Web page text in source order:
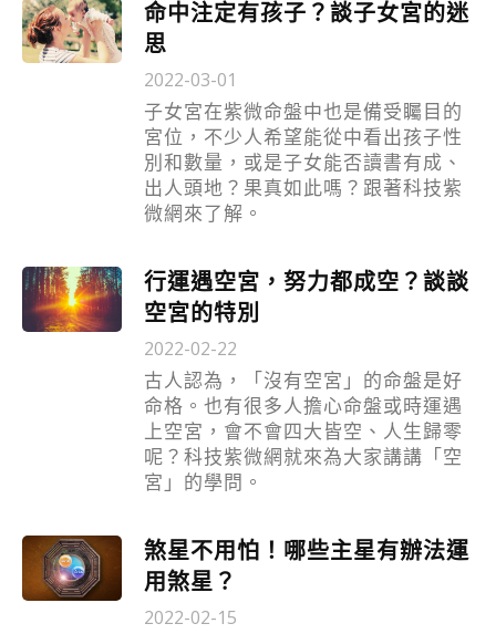
命中注定有孩子？談子女宮的迷
思
2022-03-01
子女宮在紫微命盤中也是備受矚目的
宮位，不少人希望能從中看出孩子性
別和數量，或是子女能否讀書有成、
出人頭地？果真如此嗎？跟著科技紫
微網來了解。
行運遇空宮，努力都成空？談談
空宮的特別
2022-02-22
古人認為，「沒有空宮」的命盤是好
命格。也有很多人擔心命盤或時運遇
上空宮，會不會四大皆空、人生歸零
呢？科技紫微網就來為大家講講「空
宮」的學問。
煞星不用怕！哪些主星有辦法運
用煞星？
2022-02-15